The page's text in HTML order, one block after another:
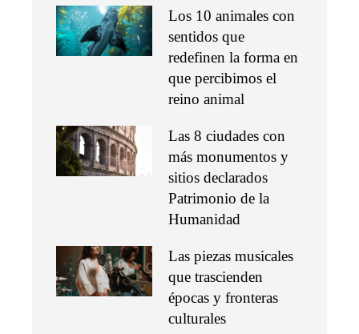
Los 10 animales con
sentidos que
redefinen la forma en
que percibimos el
reino animal
Las 8 ciudades con
más monumentos y
sitios declarados
Patrimonio de la
Humanidad
Las piezas musicales
que trascienden
épocas y fronteras
culturales